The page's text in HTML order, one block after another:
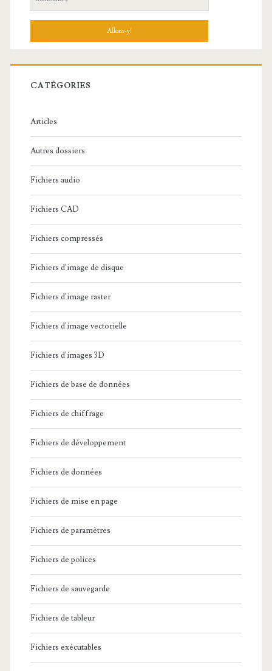
e
h
r
c
:
CATÉGORIES
Articles
Autres dossiers
Fichiers audio
Fichiers CAD
Fichiers compressés
Fichiers d'image de disque
Fichiers d'image raster
Fichiers d'image vectorielle
Fichiers d'images 3D
Fichiers de base de données
Fichiers de chiffrage
Fichiers de développement
Fichiers de données
Fichiers de mise en page
Fichiers de paramètres
Fichiers de polices
Fichiers de sauvegarde
Fichiers de tableur
Fichiers exécutables